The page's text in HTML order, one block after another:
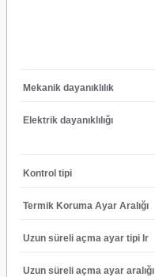
Mekanik dayanıklılık
Elektrik dayanıklılığı
Kontrol tipi
Termik Koruma Ayar Aralığı
Uzun süreli açma ayar tipi lr
Uzun süreli açma ayar aralığı